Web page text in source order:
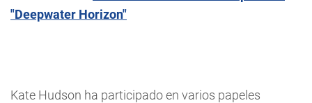
"Deepwater Horizon"
Kate Hudson ha participado en varios papeles